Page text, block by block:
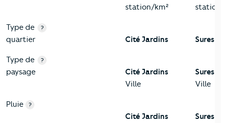
station/km²
station/
Type de
quartier
?
Cité Jardins Suresnes
Type de
paysage
?
Cité Jardins
Ville
Suresnes
Ville
Pluie ?
Cité Jardins
Suresnes